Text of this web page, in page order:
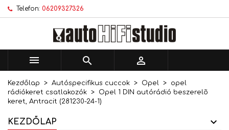
Telefon: 06209327326
  
Kezdőlap Autóspecifikus cuccok Opel
opel
rádiókeret csatlakozók
Opel 1 DIN autórádió beszerelõ
keret, Antracit (281230-24-1)
KEZDŐLAP
Kívánságlistáim ×
Új lista létrehozása
Kívánságlista létrehozása ×
Kívánságlista neve
Mégsem
Bejelentkezés ×
történő mentéséhez.
Mégsem Bejelentkezés